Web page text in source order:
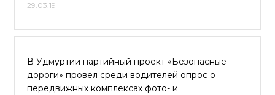
29.03.19
В Удмуртии партийный проект «Безопасные
дороги» провел среди водителей опрос о
передвижных комплексах фото- и